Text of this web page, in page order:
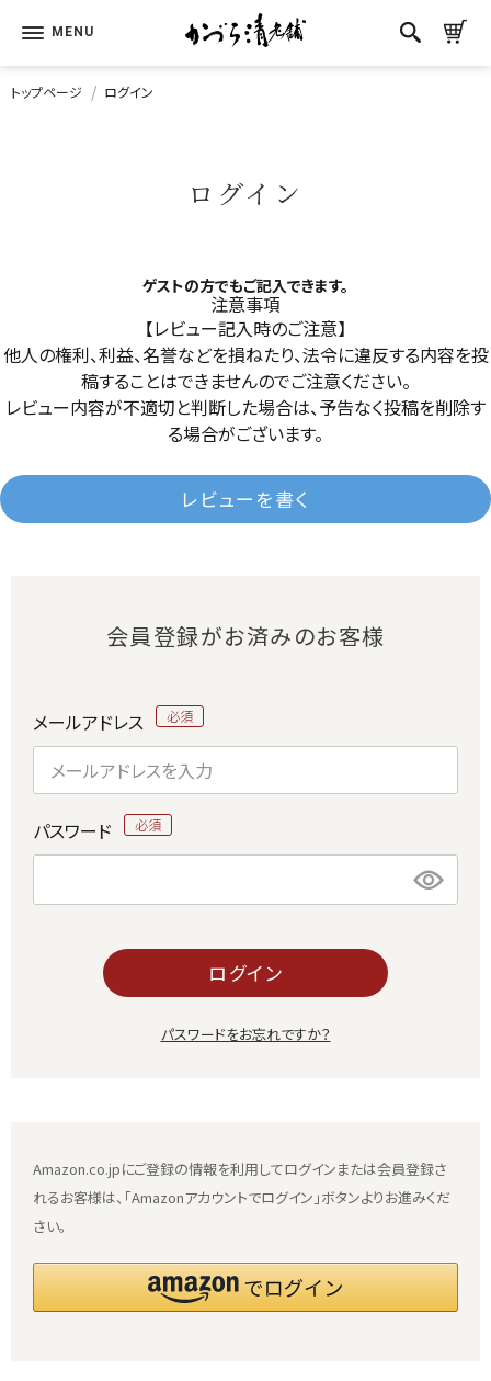
トップページ ログイン
ログイン
ゲストの方でもご記入できます。
注意事項
【レビュー記入時のご注意】
他人の権利、利益、名誉などを損ねたり、法令に違反する内容を投
稿することはできませんのでご注意ください。
レビュー内容が不適切と判断した場合は、予告なく投稿を削除す
る場合がございます。
レビューを書く
会員登録がお済みのお客様
メールアドレス
パスワード
ログイン
パスワードをお忘れですか？
Amazon.co.jpにご登録の情報を利用してログインまたは会員登録さ
れるお客様は、「Amazonアカウントでログイン」ボタンよりお進みくだ
さい。